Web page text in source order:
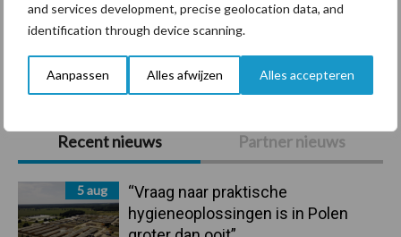
and services development, precise geolocation data, and
identification through device scanning.
Aanpassen Alles afwijzen Alles accepteren
Primaire
Sidebar
Recent nieuws Partner nieuws
5 aug
“Vraag naar praktische
hygieneoplossingen is in Polen
Toon meer